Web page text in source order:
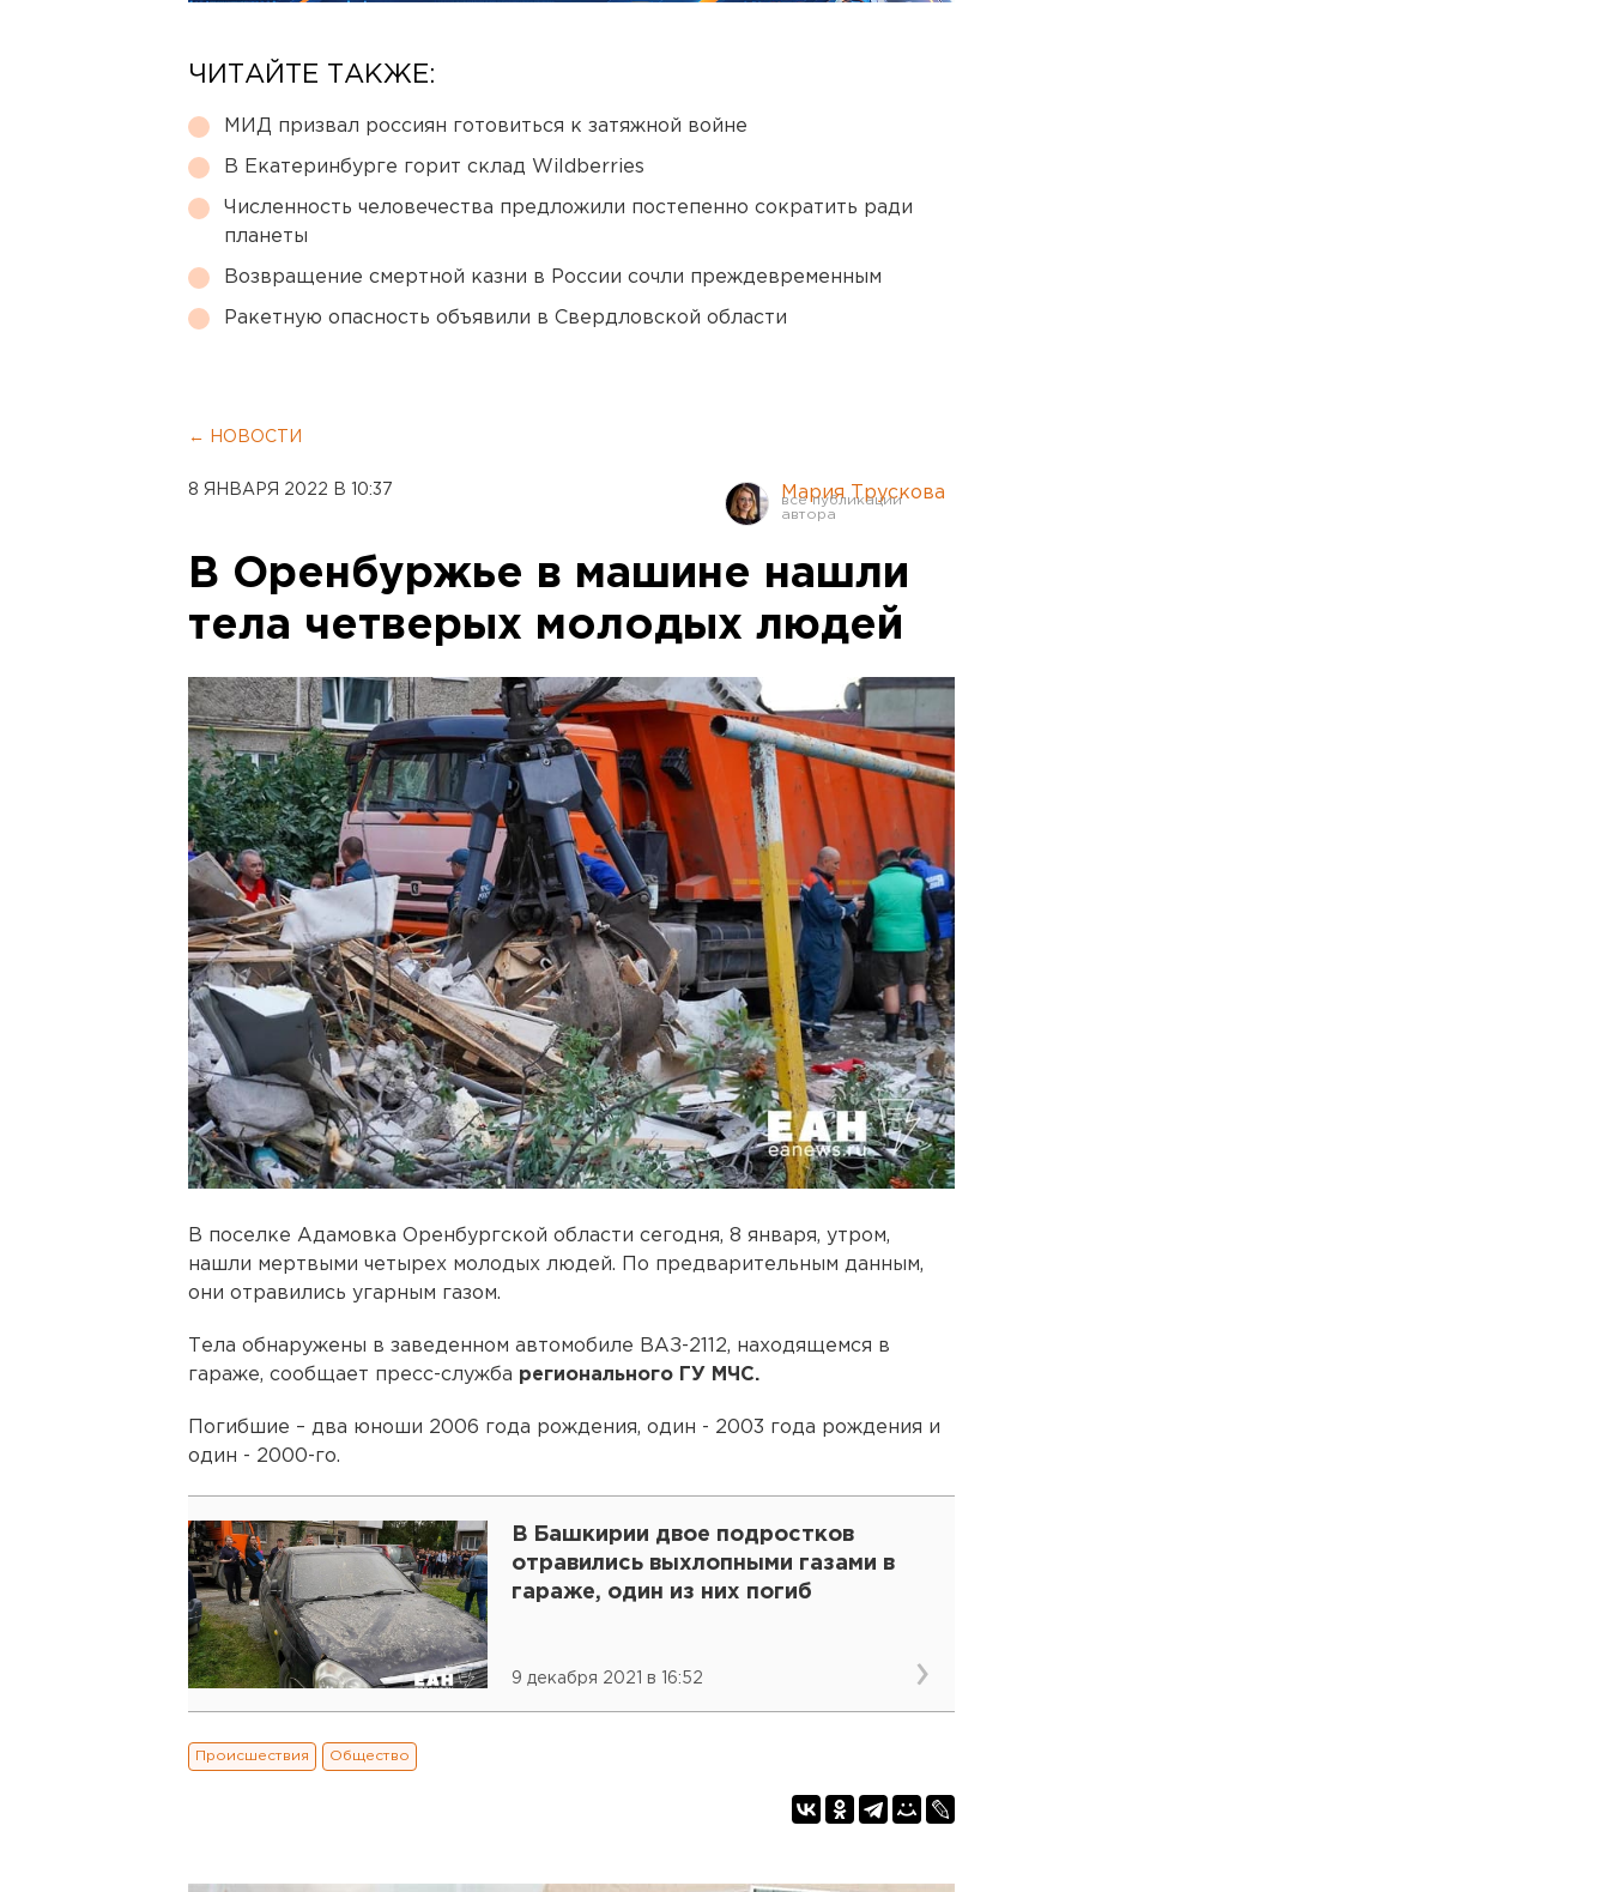
ЧИТАЙТЕ ТАКЖЕ:
МИД призвал россиян готовиться к затяжной войне
В Екатеринбурге горит склад Wildberries
Численность человечества предложили постепенно сократить ради
планеты
Возвращение смертной казни в России сочли преждевременным
Ракетную опасность объявили в Свердловской области
← НОВОСТИ
8 ЯНВАРЯ 2022 В 10:37 Мария Трускова
В Оренбуржье в машине нашли
тела четверых молодых людей
В поселке Адамовка Оренбургской области сегодня, 8 января, утром,
нашли мертвыми четырех молодых людей. По предварительным данным,
они отравились угарным газом.
Тела обнаружены в заведенном автомобиле ВАЗ-2112, находящемся в
гараже, сообщает пресс-служба регионального ГУ МЧС.
Погибшие – два юноши 2006 года рождения, один - 2003 года рождения и
один - 2000-го.
В Башкирии двое подростков
отравились выхлопными газами в
гараже, один из них погиб
9 декабря 2021 в 16:52
Происшествия Общество